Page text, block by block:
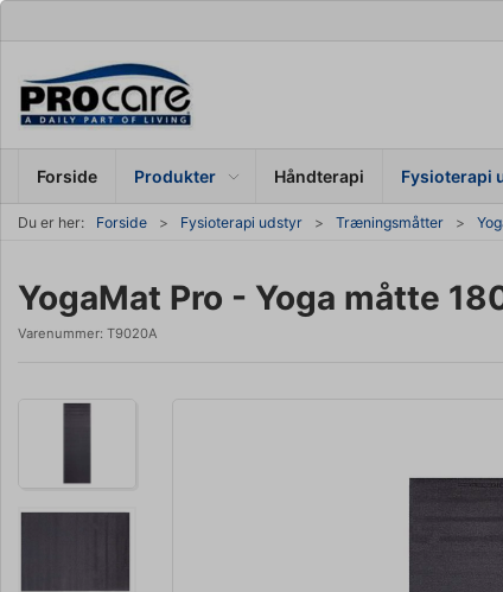
Forside Produkter Håndterapi Fysioterapi
Du er her: Forside Fysioterapi udstyr Træningsmåtter
YogaMat Pro - Yoga måtte
Varenummer: T9020A